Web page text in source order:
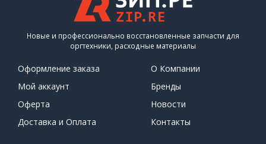
Новые и профессионально восстановленные запчасти для
оргтехники, расходные материалы
Оформление заказа
Мой аккаунт
Оферта
Доставка и Оплата
О Компании
Бренды
Новости
Контакты